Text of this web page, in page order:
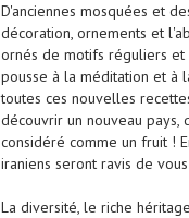
D'anciennes mosquées et
décoration, ornements et
ornés de motifs réguliers et
pousse à la méditation et à
toutes ces nouvelles
découvrir un nouveau
considéré comme un fruit !
iraniens seront ravis de
La diversité, le riche